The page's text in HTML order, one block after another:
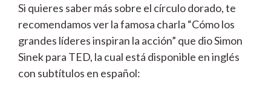
Si quieres saber más sobre el círculo dorado, te
recomendamos ver la famosa charla “Cómo los
grandes líderes inspiran la acción” que dio Simon
Sinek para TED, la cual está disponible en inglés
con subtítulos en español: